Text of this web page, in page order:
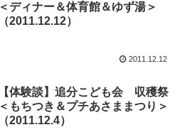
＜ディナー＆体育館＆ゆず湯＞
（2011.12.12）
2011.12.12
【体験談】追分こども会 収穫祭
＜もちつき＆プチあさままつり＞
（2011.12.4）